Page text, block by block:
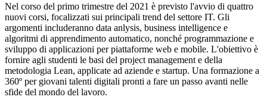
Nel corso del primo trimestre del 2021 è previsto l'avvio di quattro
nuovi corsi, focalizzati sui principali trend del settore IT. Gli
argomenti includeranno data anlysis, business intelligence e
algoritmi di apprendimento automatico, nonché programmazione e
sviluppo di applicazioni per piattaforme web e mobile. L'obiettivo è
fornire agli studenti le basi del project management e della
metodologia Lean, applicate ad aziende e startup. Una formazione a
360º per giovani talenti digitali pronti a fare un passo avanti nelle
sfide del mondo del lavoro.